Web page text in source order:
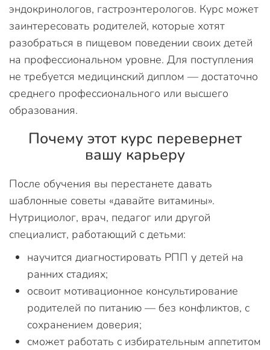
эндокринологов, гастроэнтерологов. Курс может
заинтересовать родителей, которые хотят
разобраться в пищевом поведении своих детей
на профессиональном уровне. Для поступления
не требуется медицинский диплом — достаточно
среднего профессионального или высшего
образования.
Почему этот курс перевернет
вашу карьеру
После обучения вы перестанете давать
шаблонные советы «давайте витамины».
Нутрициолог, врач, педагог или другой
специалист, работающий с детьми:
научится диагностировать РПП у детей на
ранних стадиях;
освоит мотивационное консультирование
родителей по питанию — без конфликтов, с
сохранением доверия;
сможет работать с избирательным аппетитом